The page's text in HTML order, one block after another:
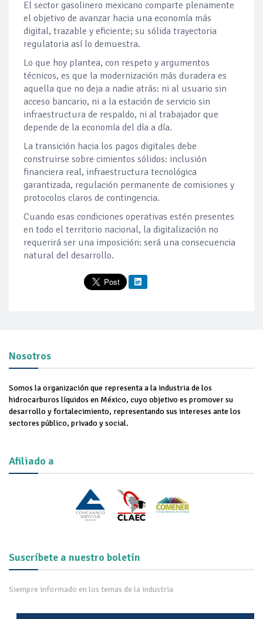
El sector gasolinero mexicano comparte plenamente
el objetivo de avanzar hacia una economía más
digital, trazable y eficiente; su sólida trayectoria
regulatoria así lo demuestra.
Lo que hoy plantea, con respeto y argumentos
técnicos, es que la modernización más duradera es
aquella que no deja a nadie atrás: ni al usuario sin
acceso bancario, ni a la estación de servicio sin
infraestructura de respaldo, ni al trabajador que
depende de la economía del día a día.
La transición hacia los pagos digitales debe
construirse sobre cimientos sólidos: inclusión
financiera real, infraestructura tecnológica
garantizada, regulación permanente de comisiones y
protocolos claros de contingencia.
Cuando esas condiciones operativas estén presentes
en todo el territorio nacional, la digitalización no
requerirá ser una imposición: será una consecuencia
natural del desarrollo.
Nosotros
Somos la organización que representa a la industria de los
hidrocarburos líquidos en México, cuyo objetivo es promover su
desarrollo y fortalecimiento, representando sus intereses ante los
sectores público, privado y social.
Afiliado a
Suscríbete a nuestro boletín
Siempre informado en los temas de la industria